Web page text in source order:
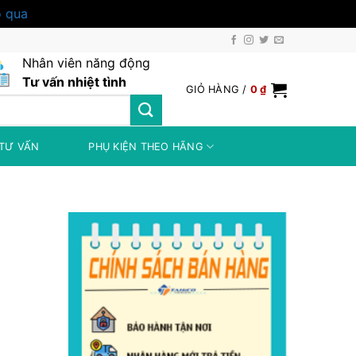
qua
Nhân viên năng động
Tư vấn nhiệt tình
GIỎ HÀNG / 0₫
VẤN PHỤ KIỆN THEO HÃNG